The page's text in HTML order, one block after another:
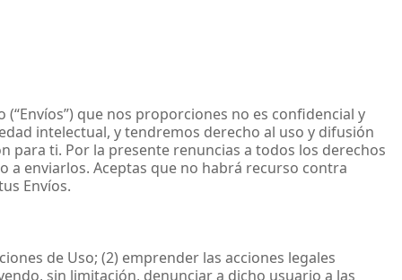
que nos proporciones no es confidencial y
intelectual, y tendremos derecho al uso y difusión
ti. Por la presente renuncias a todos los derechos
a enviarlos. Aceptas que no habrá recurso contra
Envíos.
de Uso; (2) emprender las acciones legales
sin limitación, denunciar a dicho usuario a las